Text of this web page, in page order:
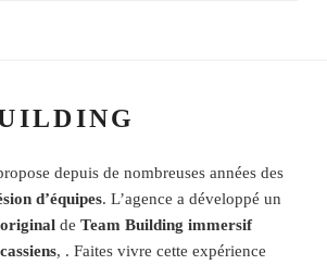
depuis de nombreuses années des
d’équipes. L’agence a développé un
original de Team Building immersif
, . Faites vivre cette expérience